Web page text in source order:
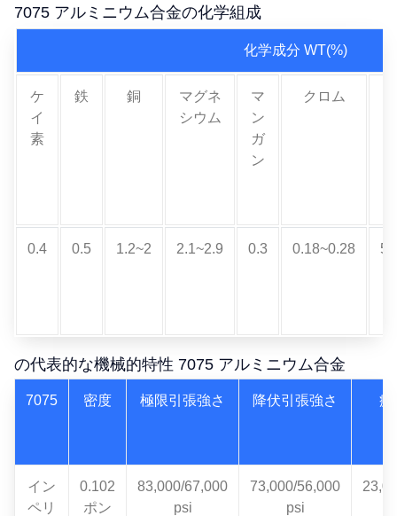
7075 アルミニウム合金の化学組成
化学成分 WT(%)
ケ
イ
素
鉄 銅
マグネ
シウム
マ
ン
ガ
ン
クロム
0.4 0.5 1.2~2 2.1~2.9 0.3 0.18~0.28
の代表的な機械的特性 7075 アルミニウム合金
7075 密度 極限引張強さ 降伏引張強さ 疲
イン
ペリ
0.102
ポン
83,000/67,000
psi
73,000/56,000
psi